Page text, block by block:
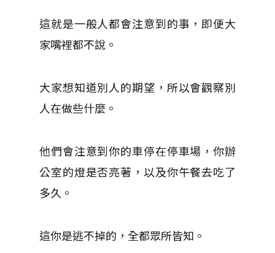
這就是一般人都會注意到的事，即便大
家嘴裡都不說。
大家想知道別人的期望，所以會觀察別
人在做些什麼。
他們會注意到你的車停在停車場，你辦
公室的燈是否亮著，以及你午餐去吃了
多久。
這你是逃不掉的，全都眾所皆知。